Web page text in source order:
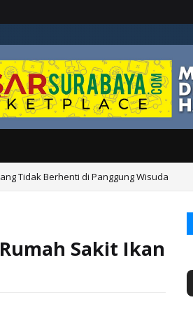
Tidak Berhenti di Panggung Wisuda
Sakit Ikan